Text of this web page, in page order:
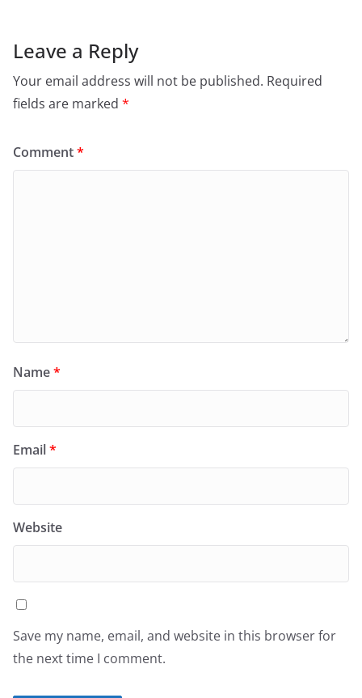
Leave a Reply
Your email address will not be published. Required
fields are marked *
Comment*
Name*
Email*
Website
Save my name, email, and website in this browser for
the next time I comment.